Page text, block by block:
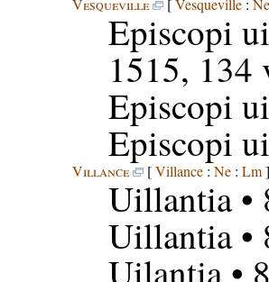
Vesqueville [Vesqueville: Ne
Episcopi
1515, 134
Episcopi
Episcopi
Villance [Villance: Ne: Lm]
Uillantia•
Uillantia•
Uilantia•